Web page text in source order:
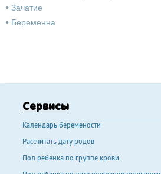
• Зачатие
• Беременна
Сервисы
Календарь беремености
Рассчитать дату родов
Пол ребенка по группе крови